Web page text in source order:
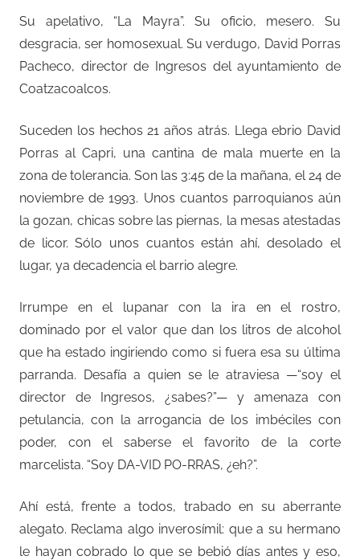
Su apelativo, “La Mayra”. Su oficio, mesero. Su
desgracia, ser homosexual. Su verdugo, David Porras
Pacheco, director de Ingresos del ayuntamiento de
Coatzacoalcos.
Suceden los hechos 21 años atrás. Llega ebrio David
Porras al Capri, una cantina de mala muerte en la
zona de tolerancia. Son las 3:45 de la mañana, el 24 de
noviembre de 1993. Unos cuantos parroquianos aún
la gozan, chicas sobre las piernas, la mesas atestadas
de licor. Sólo unos cuantos están ahí, desolado el
lugar, ya decadencia el barrio alegre.
Irrumpe en el lupanar con la ira en el rostro,
dominado por el valor que dan los litros de alcohol
que ha estado ingiriendo como si fuera esa su última
parranda. Desafía a quien se le atraviesa —“soy el
director de Ingresos, ¿sabes?”— y amenaza con
petulancia, con la arrogancia de los imbéciles con
poder, con el saberse el favorito de la corte
marcelista. “Soy DA-VID PO-RRAS, ¿eh?”.
Ahí está, frente a todos, trabado en su aberrante
alegato. Reclama algo inverosímil: que a su hermano
le hayan cobrado lo que se bebió días antes y eso,